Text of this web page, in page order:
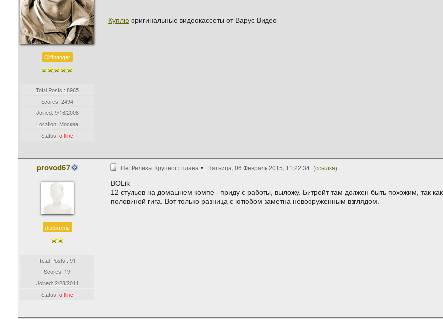
Cliffhanger
Total Posts : 8965
Scores: 2494
Joined: 9/16/2008
Location: Москва
Status:offline
Куплю оригинальные видеокассеты от Варус Видео
provod67
Любитель
Total Posts : 91
Scores: 19
Joined: 2/28/2011
Status:offline
Re: Релизы Крупного плана Пятница, 06 Февраль 2015, 11:22:34 (ссылка)
BOLik
12 стульев на домашнем компе - приду с работы, выложу. Битрейт там должен быть похожим, так
половиной гига. Вот только разница с ютюбом заметна невооруженным взглядом.